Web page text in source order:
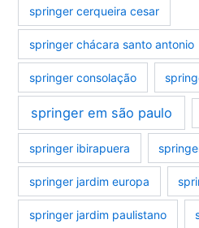
springer cerqueira cesar
springer chácara santo antonio
springer consolação
springer em são paulo
springer ibirapuera
springer jardim europa
springer jardim paulistano